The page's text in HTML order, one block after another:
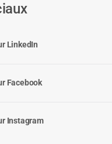
LinkedIn
Facebook
Instagram